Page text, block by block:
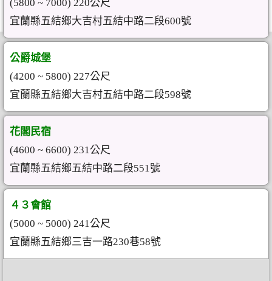
(5800 ~ 7000) 220公尺
宜蘭縣五結鄉大吉村五結中路二段600號
公爵城堡
(4200 ~ 5800) 227公尺
宜蘭縣五結鄉大吉村五結中路二段598號
花閣民宿
(4600 ~ 6600) 231公尺
宜蘭縣五結鄉五結中路二段551號
４３會館
(5000 ~ 5000) 241公尺
宜蘭縣五結鄉三吉一路230巷58號